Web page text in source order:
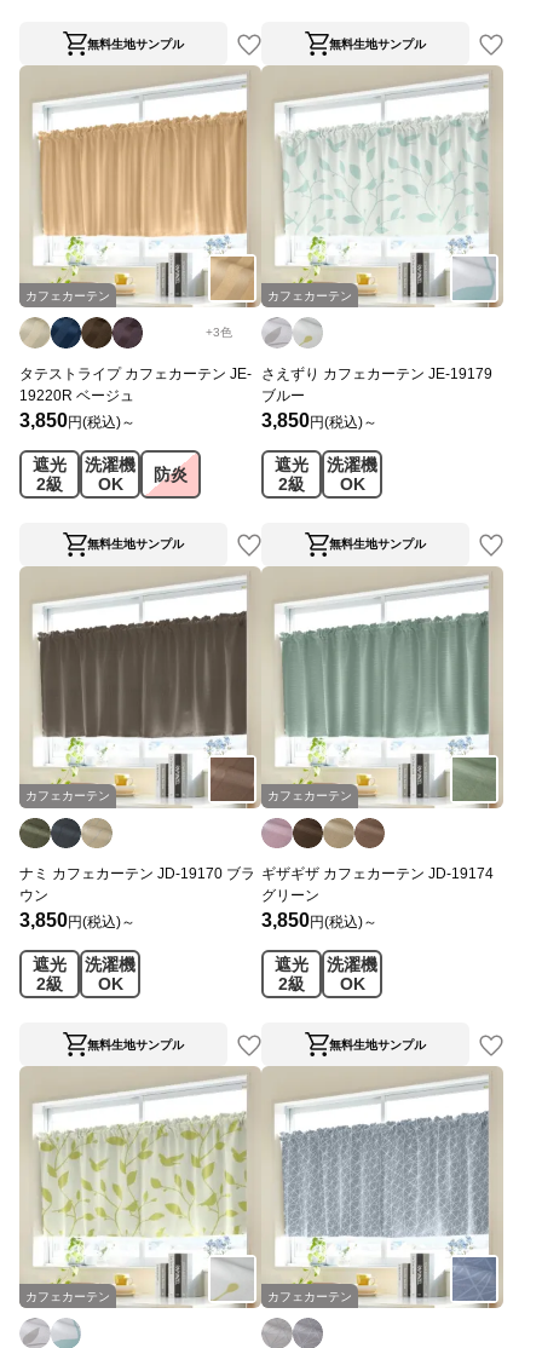
無料生地サンプル 無料生地サンプル
カフェカーテン
+3色
タテストライプ カフェカーテン JE-
19220R ベージュ
3,850円(税込)～
遮光
2級
洗濯機
OK
防炎
無料生地サンプル
カフェカーテン
さえずり カフェカーテン JE-19179
ブルー
3,850円(税込)～
遮光
2級
洗濯機
OK
無料生地サンプル
カフェカーテン
ナミ カフェカーテン JD-19170 ブラ
ウン
3,850円(税込)～
遮光
2級
洗濯機
OK
無料生地サンプル
カフェカーテン
ギザギザ カフェカーテン JD-19174
グリーン
3,850円(税込)～
遮光
2級
洗濯機
OK
無料生地サンプル
カフェカーテン カフェカーテン